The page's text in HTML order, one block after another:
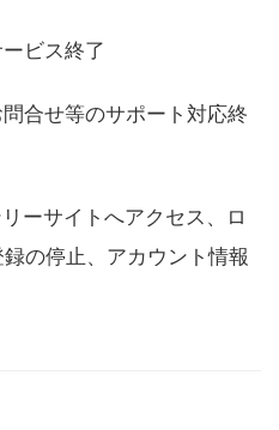
ビス終了
合せ等のサポート対応終
ーサイトへアクセス、ロ
の停止、アカウント情報